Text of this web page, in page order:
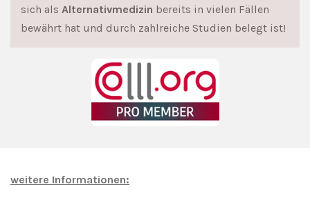
sich als Alternativmedizin bereits in vielen Fällen
bewährt hat und durch zahlreiche Studien belegt ist!
weitere Informationen: